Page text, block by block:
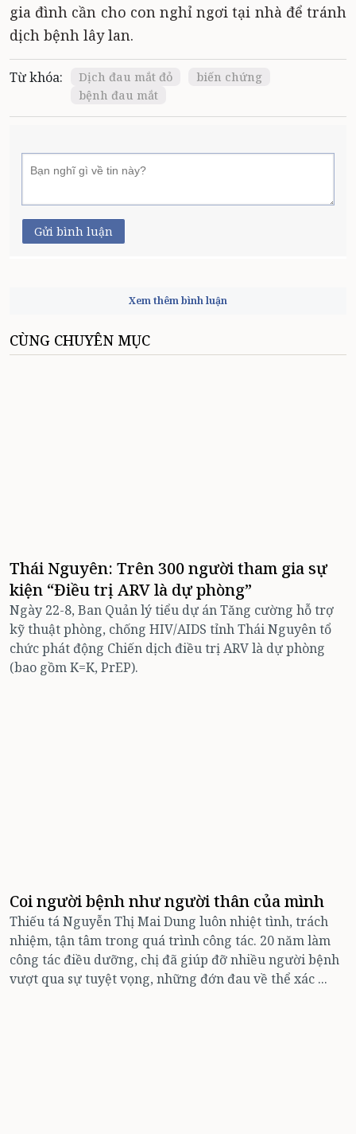
gia đình cần cho con nghỉ ngơi tại nhà để tránh
dịch bệnh lây lan.
Từ khóa: Dịch đau mắt đỏ
biến chứng
bệnh đau mắt
Gửi bình luận
Xem thêm bình luận
CÙNG CHUYÊN MỤC
Thái Nguyên: Trên 300 người tham gia sự
kiện “Điều trị ARV là dự phòng”
Ngày 22-8, Ban Quản lý tiểu dự án Tăng cường hỗ trợ
kỹ thuật phòng, chống HIV/AIDS tỉnh Thái Nguyên tổ
chức phát động Chiến dịch điều trị ARV là dự phòng
(bao gồm K=K, PrEP).
Coi người bệnh như người thân của mình
Thiếu tá Nguyễn Thị Mai Dung luôn nhiệt tình, trách
nhiệm, tận tâm trong quá trình công tác. 20 năm làm
công tác điều dưỡng, chị đã giúp đỡ nhiều người bệnh
vượt qua sự tuyệt vọng, những đớn đau về thể xác ...